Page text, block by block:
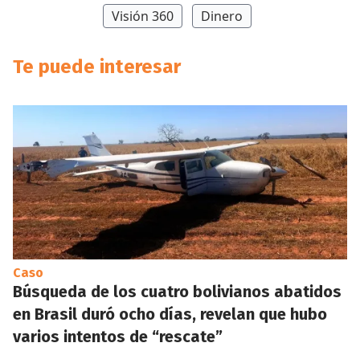
Visión 360 Dinero
Te puede interesar
Caso
Búsqueda de los cuatro bolivianos abatidos
en Brasil duró ocho días, revelan que hubo
varios intentos de “rescate”